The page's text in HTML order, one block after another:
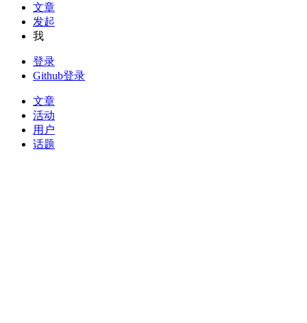
文章
发起
我
登录
Github登录
文章
活动
用户
话题